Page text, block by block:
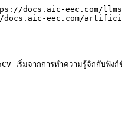
docs.aic-eec.com/
eec.com/
เริ่มจากการทำความรู้จักกับ